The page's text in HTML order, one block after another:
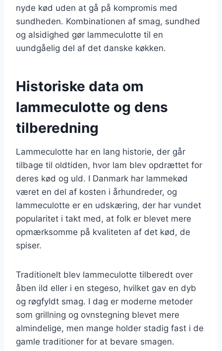
nyde kød uden at gå på kompromis med
sundheden. Kombinationen af smag, sundhed
og alsidighed gør lammeculotte til en
uundgåelig del af det danske køkken.
Historiske data om
lammeculotte og dens
tilberedning
Lammeculotte har en lang historie, der går
tilbage til oldtiden, hvor lam blev opdrættet for
deres kød og uld. I Danmark har lammekød
været en del af kosten i århundreder, og
lammeculotte er en udskæring, der har vundet
popularitet i takt med, at folk er blevet mere
opmærksomme på kvaliteten af det kød, de
spiser.
Traditionelt blev lammeculotte tilberedt over
åben ild eller i en stegeso, hvilket gav en dyb
og røgfyldt smag. I dag er moderne metoder
som grillning og ovnstegning blevet mere
almindelige, men mange holder stadig fast i de
gamle traditioner for at bevare smagen.